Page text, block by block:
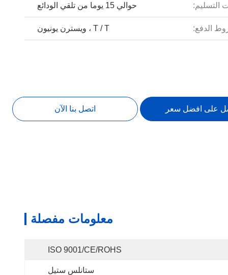
التسليم: حوالي 15 يوما من تلقي الودائع
الدفع: T / T ، ويسترن يونيون
على افضل سعر اتصل بنا الآن
معلومات مفصلة
ISO 9001/CE/ROHS
ستانلس ستيل